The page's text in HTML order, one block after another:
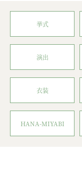
挙式
演出
衣装
HANA-MIYABI